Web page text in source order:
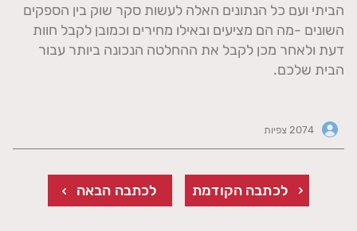
הביתי ועם כל הנתונים האלה לעשות סקר שוק בין הספקים
השונים -מה הם מציעים ובאילו מחירים וכמובן לקבל חוות
דעת ולאחר מכן לקבל את ההחלטה הנכונה ביותר עבור
הבית שלכם.
לכתבה הקודמת לכתבה הבאה